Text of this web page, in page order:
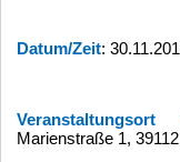
Datum/Zeit:
Veranstaltungsort
Marienstraße 1,